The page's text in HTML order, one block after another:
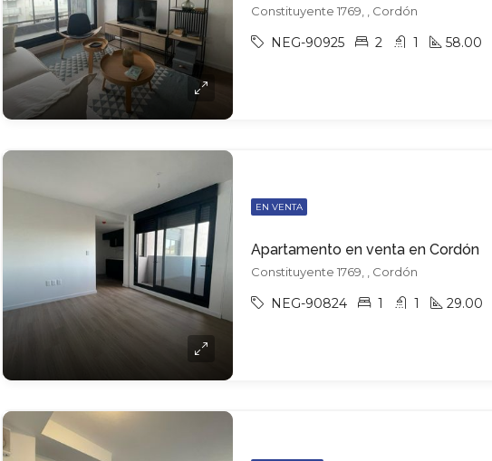
Constituyente 1769, , Cordón
NEG-90925 2 1 58.00
EN VENTA
Apartamento en venta en Cordón
Constituyente 1769, , Cordón
NEG-90824 1 1 29.00